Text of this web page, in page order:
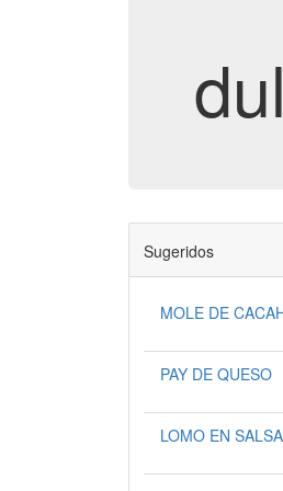
Sugeridos
MOLE DE
PAY DE QUESO
LOMO EN